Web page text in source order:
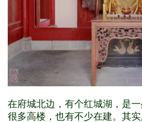
在府城北边，有个红城湖，是
很多高楼，也有不少在建。其